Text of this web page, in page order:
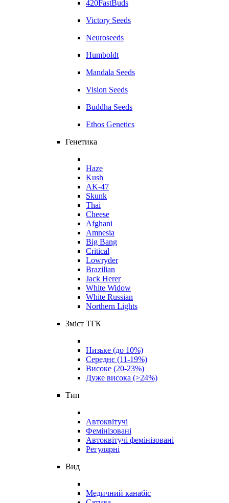
420FastBuds
Victory Seeds
Neuroseeds
Humboldt
Mandala Seeds
Vision Seeds
Buddha Seeds
Ethos Genetics
Генетика
Haze
Kush
AK-47
Skunk
Thai
Cheese
Afghani
Amnesia
Big Bang
Critical
Lowryder
Brazilian
Jack Herer
White Widow
White Russian
Northern Lights
Зміст ТГК
Низьке (до 10%)
Середнє (11-19%)
Високе (20-23%)
Дуже висока (>24%)
Тип
Автоквітучі
Фемінізовані
Автоквітучі фемінізовані
Регулярні
Вид
Медичний канабіс